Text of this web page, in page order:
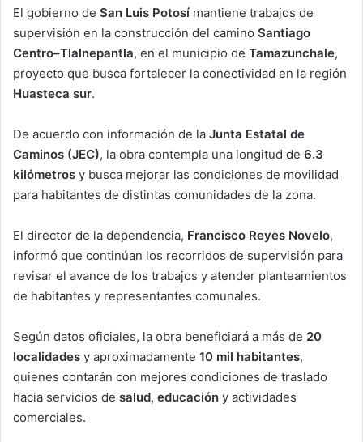
El gobierno de San Luis Potosí mantiene trabajos de
supervisión en la construcción del camino Santiago
Centro–Tlalnepantla, en el municipio de Tamazunchale,
proyecto que busca fortalecer la conectividad en la región
Huasteca sur.
De acuerdo con información de la Junta Estatal de
Caminos (JEC), la obra contempla una longitud de 6.3
kilómetros y busca mejorar las condiciones de movilidad
para habitantes de distintas comunidades de la zona.
El director de la dependencia, Francisco Reyes Novelo,
informó que continúan los recorridos de supervisión para
revisar el avance de los trabajos y atender planteamientos
de habitantes y representantes comunales.
Según datos oficiales, la obra beneficiará a más de 20
localidades y aproximadamente 10 mil habitantes,
quienes contarán con mejores condiciones de traslado
hacia servicios de salud, educación y actividades
comerciales.